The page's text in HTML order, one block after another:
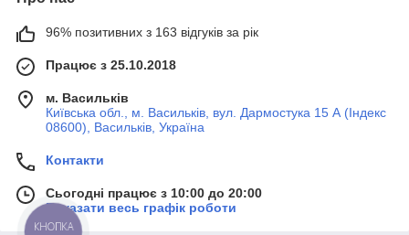
96% позитивних з 163 відгуків за рік
Працює з 25.10.2018
м. Васильків
Київська обл., м. Васильків, вул. Дармостука 15 А (Індекс
08600), Васильків, Україна
Контакти
Сьогодні працює з 10:00 до 20:00
Показати весь графік роботи
КНОПКА